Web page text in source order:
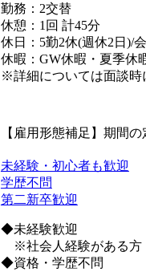
勤務：2交替
休憩：1回 計45分
休日：5勤2休(週休2日)/
休暇：GW休暇・夏季休
※詳細については面談時
【雇用形態補足】期間
未経験・初心者も歓迎
学歴不問
第二新卒歓迎
◆未経験歓迎
※社会人経験がある方
◆資格・学歴不問